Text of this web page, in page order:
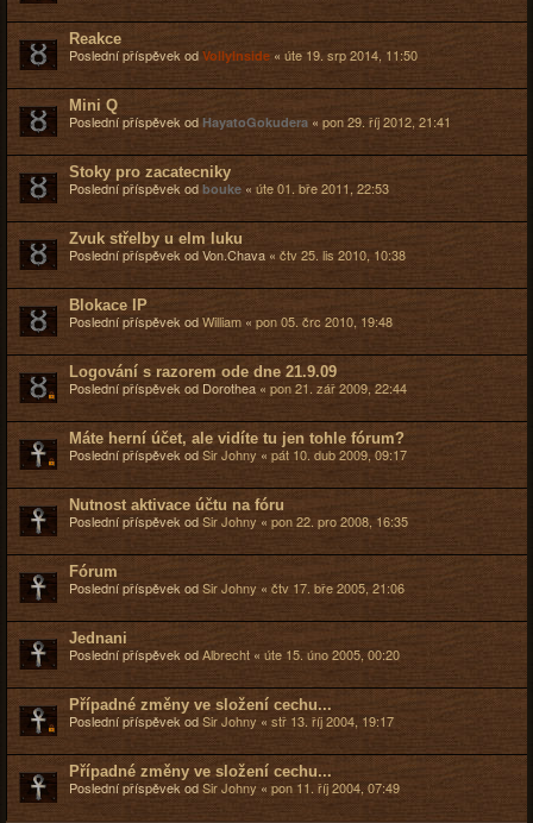
Reakce
Poslední příspěvek od VollyInside « úte 19. srp 2014, 11:50
Mini Q
Poslední příspěvek od HayatoGokudera « pon 29. říj 2012, 21:41
Stoky pro zacatecniky
Poslední příspěvek od bouke « úte 01. bře 2011, 22:53
Zvuk střelby u elm luku
Poslední příspěvek odVon.Chava « čtv 25. lis 2010, 10:38
Blokace IP
Poslední příspěvek odWilliam « pon 05. črc 2010, 19:48
Logování s razorem ode dne 21.9.09
Poslední příspěvek od Dorothea « pon 21. zář 2009, 22:44
Máte herní účet, ale vidíte tu jen tohle fórum?
Poslední příspěvek odSir Johny « pát 10. dub 2009, 09:17
Nutnost aktivace účtu na fóru
Poslední příspěvek odSir Johny « pon 22. pro 2008, 16:35
Fórum
Poslední příspěvek odSir Johny « čtv 17. bře 2005, 21:06
Jednani
Poslední příspěvek odAlbrecht « úte 15. úno 2005, 00:20
Případné změny ve složení cechu...
Poslední příspěvek odSir Johny « stř 13. říj 2004, 19:17
Případné změny ve složení cechu...
Poslední příspěvek odSir Johny « pon 11. říj 2004, 07:49